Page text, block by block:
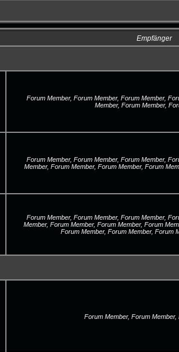
Empfänger
Forum Member, Forum Member, Forum Member,
Member, Forum Member,
Forum Member, Forum Member, Forum Member,
Member, Forum Member, Forum Member, Forum
Forum Member, Forum Member, Forum Member,
Member, Forum Member, Forum Member, Forum
Forum Member, Forum Member, Forum
Forum Member, Forum